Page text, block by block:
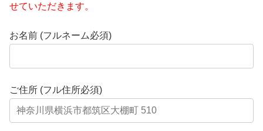
せていただきます。
お名前 (フルネーム必須)
ご住所 (フル住所必須)